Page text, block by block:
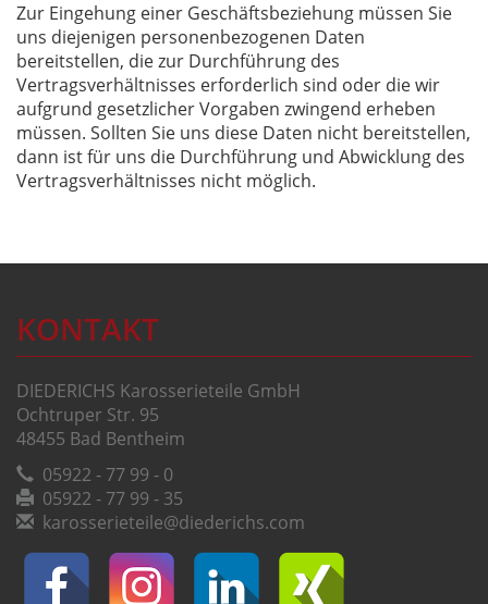
Zur Eingehung einer Geschäftsbeziehung müssen Sie
uns diejenigen personenbezogenen Daten
bereitstellen, die zur Durchführung des
Vertragsverhältnisses erforderlich sind oder die wir
aufgrund gesetzlicher Vorgaben zwingend erheben
müssen. Sollten Sie uns diese Daten nicht bereitstellen,
dann ist für uns die Durchführung und Abwicklung des
Vertragsverhältnisses nicht möglich.
KONTAKT
DIEDERICHS Karosserieteile GmbH
Ochtruper Str. 95
48455 Bad Bentheim
05922 - 77 99 - 0
05922 - 77 99 - 35
karosserieteile@diederichs.com